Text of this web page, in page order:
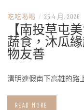
吃吃喝喝 / 25 4 月, 2026
【南投草屯
蔬食，沐瓜
物友善
清明連假南下高雄的路
READ MORE